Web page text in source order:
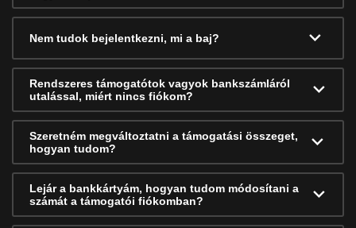
Nem tudok bejelentkezni, mi a baj?
Rendszeres támogatótok vagyok bankszámláról
utalással, miért nincs fiókom?
Szeretném megváltoztatni a támogatási összeget,
hogyan tudom?
Lejár a bankkártyám, hogyan tudom módosítani a
számát a támogatói fiókomban?